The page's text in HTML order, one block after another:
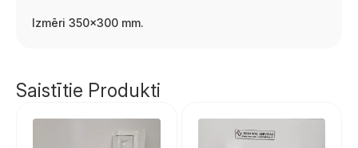
Izmēri 350×300 mm.
Saistītie Produkti